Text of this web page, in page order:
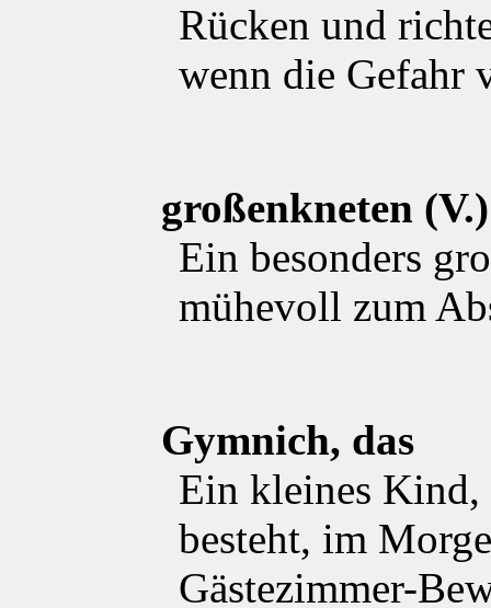
Rücken und
wenn die Gefahr
großenkneten (V.)
Ein besonders
mühevoll zum
Gymnich, das
Ein kleines Kind,
besteht, im
Gästezimmer-